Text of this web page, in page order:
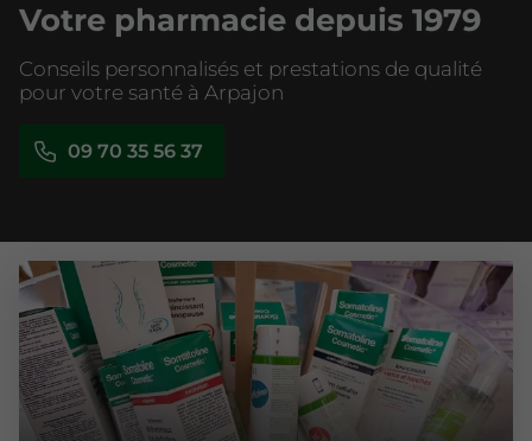
Votre pharmacie depuis 1979
Conseils personnalisés et prestations de qualité
pour votre santé à Arpajon
09 70 35 56 37